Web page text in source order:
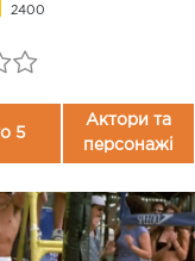
2400
5
Актори та
персонажі